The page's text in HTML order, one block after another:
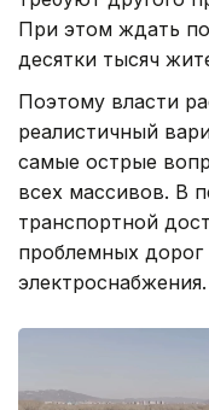
При этом ждать
десятки тысяч
Поэтому власти
реалистичный
самые острые
всех массивов. В
транспортной
проблемных
электроснабжения.